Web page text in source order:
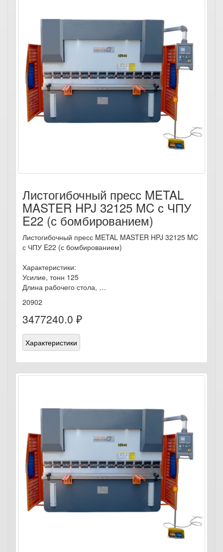
Листогибочный пресс METAL
MASTER HPJ 32125 MC с ЧПУ
E22 (с бомбированием)
Листогибочный пресс METAL MASTER HPJ 32125 MC
с ЧПУ E22 (с бомбированием)
Характеристики:
Усилие, тонн 125
Длина рабочего стола, …
20902
3477240.0 ₽
Характеристики